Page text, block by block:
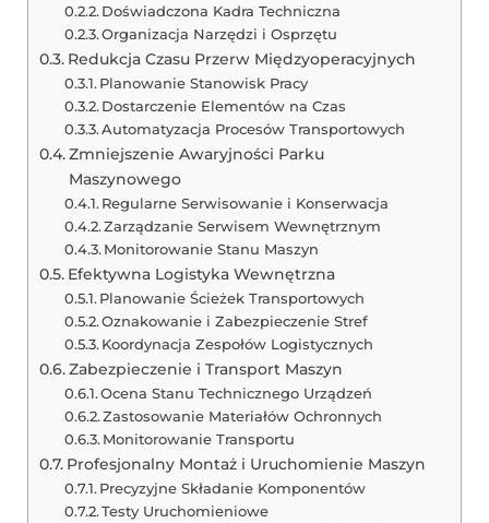
Doświadczona Kadra Techniczna
Organizacja Narzędzi i Osprzętu
Redukcja Czasu Przerw Międzyoperacyjnych
Planowanie Stanowisk Pracy
Dostarczenie Elementów na Czas
Automatyzacja Procesów Transportowych
Zmniejszenie Awaryjności Parku
Maszynowego
Regularne Serwisowanie i Konserwacja
Zarządzanie Serwisem Wewnętrznym
Monitorowanie Stanu Maszyn
Efektywna Logistyka Wewnętrzna
Planowanie Ścieżek Transportowych
Oznakowanie i Zabezpieczenie Stref
Koordynacja Zespołów Logistycznych
Zabezpieczenie i Transport Maszyn
Ocena Stanu Technicznego Urządzeń
Zastosowanie Materiałów Ochronnych
Monitorowanie Transportu
Profesjonalny Montaż i Uruchomienie Maszyn
Precyzyjne Składanie Komponentów
Testy Uruchomieniowe